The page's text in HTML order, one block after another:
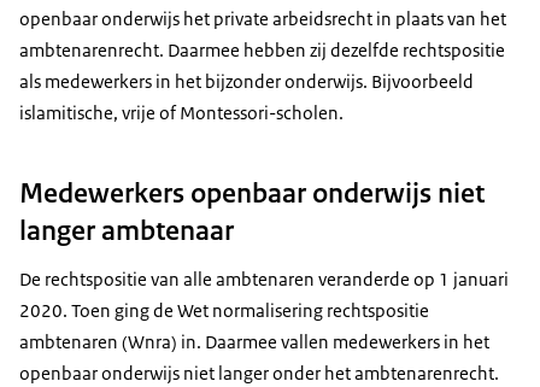
openbaar onderwijs het private arbeidsrecht in plaats van het
ambtenarenrecht. Daarmee hebben zij dezelfde rechtspositie
als medewerkers in het bijzonder onderwijs. Bijvoorbeeld
islamitische, vrije of Montessori-scholen.
Medewerkers openbaar onderwijs niet
langer ambtenaar
De rechtspositie van alle ambtenaren veranderde op 1 januari
2020. Toen ging de Wet normalisering rechtspositie
ambtenaren (Wnra) in. Daarmee vallen medewerkers in het
openbaar onderwijs niet langer onder het ambtenarenrecht.